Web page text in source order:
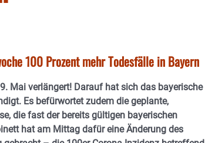
100 Prozent mehr Todesfälle in Bayern
Mai verlängert! Darauf hat sich das bayerische
Es befürwortet zudem die geplante,
die fast der bereits gültigen bayerischen
hat am Mittag dafür eine Änderung des